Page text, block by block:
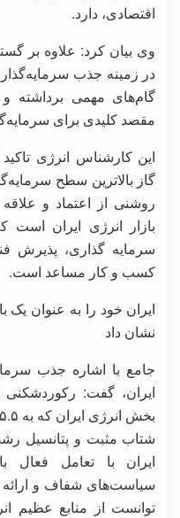
اقتصادی، دارد.
وی بیان کرد: علاوه بر
در زمینه جذب
گام‌های مهمی
مقصد کلیدی برای
این کارشناس انرژی
گاز بالاترین سطح
روشنی از اعتماد و علاقه
بازار انرژی ایران است
سرمایه گذاری، پذیرش
کسب و کار مساعد است.
ایران خود را به عنوان یک
نشان داد
جامع با اشاره جذب
ایران، گفت: رکوردشکنی
شتاب مثبت و پتانسیل
ایران با تعامل فعال
سیاست‌های شفاف و
توانست از منابع عظیم